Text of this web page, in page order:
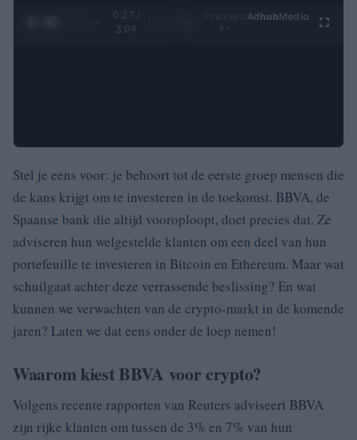
0:28 /
3:09
Ad hubMedia
Stel je eens voor: je behoort tot de eerste groep mensen die
de kans krijgt om te investeren in de toekomst. BBVA, de
Spaanse bank die altijd vooroploopt, doet precies dat. Ze
adviseren hun welgestelde klanten om een deel van hun
portefeuille te investeren in Bitcoin en Ethereum. Maar wat
schuilgaat achter deze verrassende beslissing? En wat
kunnen we verwachten van de crypto-markt in de komende
jaren? Laten we dat eens onder de loep nemen!
Waarom kiest BBVA voor crypto?
Volgens recente rapporten van Reuters adviseert BBVA
zijn rijke klanten om tussen de 3% en 7% van hun